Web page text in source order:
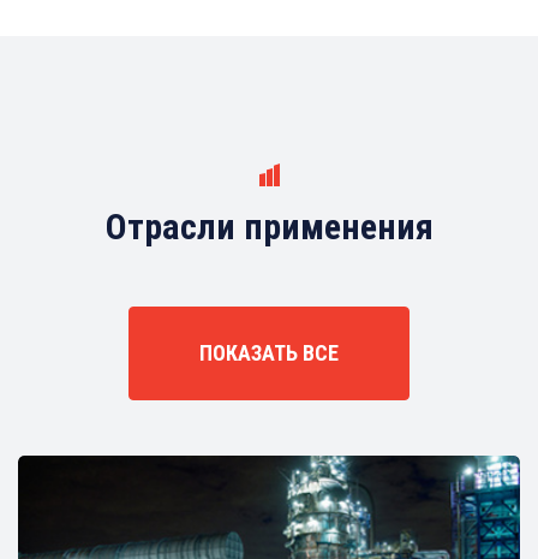
Отрасли применения
ПОКАЗАТЬ ВСЕ